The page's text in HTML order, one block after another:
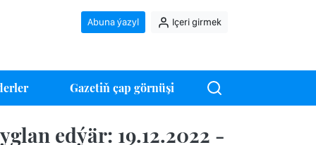
Abuna ýazyl Içeri girmek
Gazetiň çap görnüşi
edýär: 19.12.2022 -